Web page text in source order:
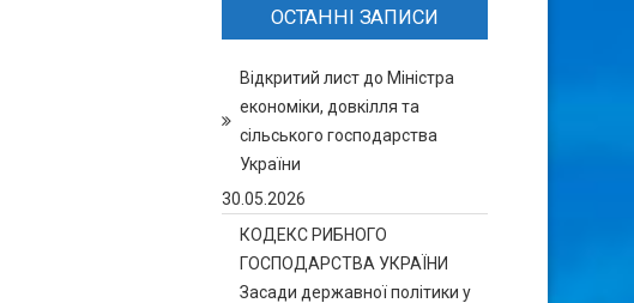
ОСТАННІ ЗАПИСИ
Відкритий лист до Міністра
економіки, довкілля та
сільського господарства
України
30.05.2026
КОДЕКС РИБНОГО
ГОСПОДАРСТВА УКРАЇНИ
Засади державної політики у